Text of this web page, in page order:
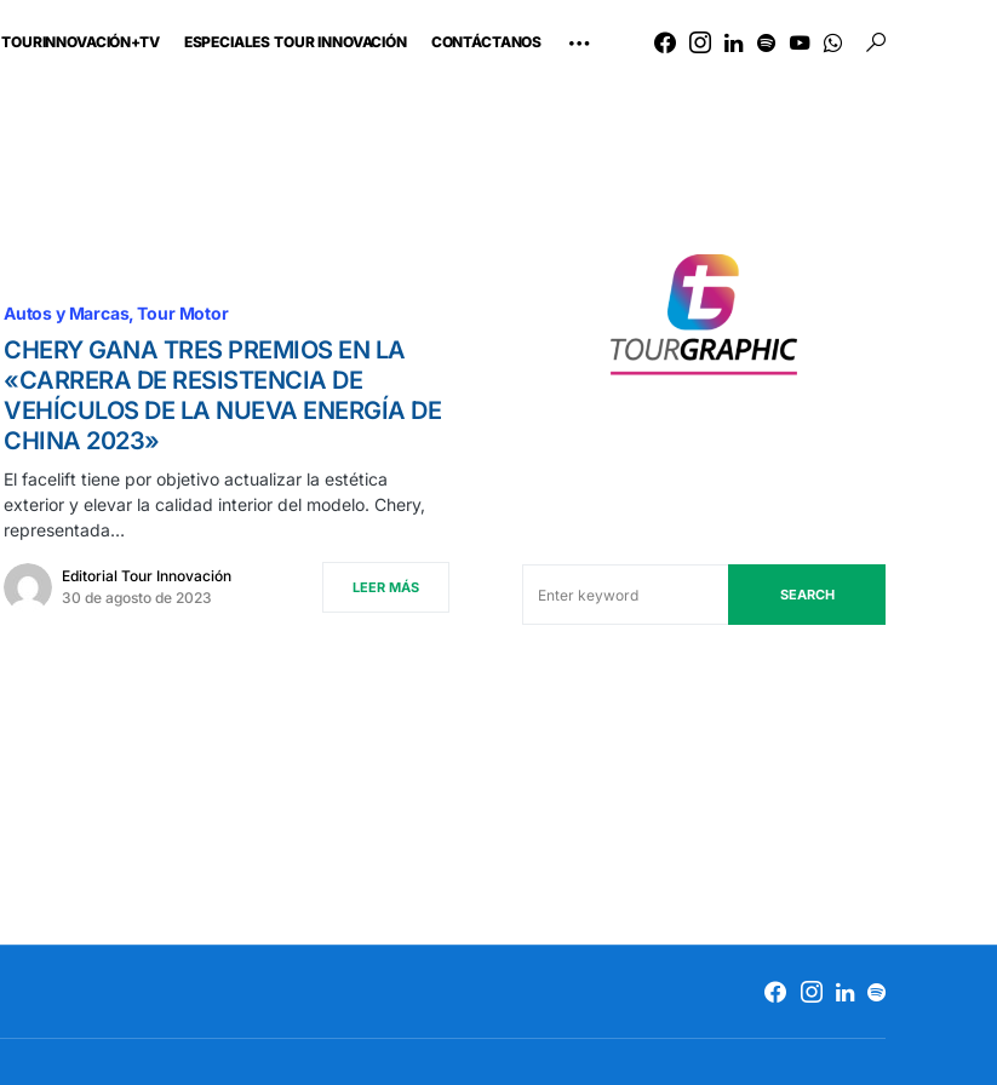
TOURINNOVACIÓN+TV ESPECIALES TOUR INNOVACIÓN CONTÁCTANOS
Autos y Marcas Tour Motor
CHERY GANA TRES PREMIOS EN LA
«CARRERA DE RESISTENCIA DE
VEHÍCULOS DE LA NUEVA ENERGÍA DE
CHINA 2023»
El facelift tiene por objetivo actualizar la estética
exterior y elevar la calidad interior del modelo. Chery,
representada…
Editorial Tour Innovación
30 de agosto de 2023
LEER MÁS SEARCH